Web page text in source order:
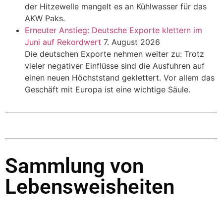
der Hitzewelle mangelt es an Kühlwasser für das
AKW Paks.
Erneuter Anstieg: Deutsche Exporte klettern im
Juni auf Rekordwert 7. August 2026
Die deutschen Exporte nehmen weiter zu: Trotz
vieler negativer Einflüsse sind die Ausfuhren auf
einen neuen Höchststand geklettert. Vor allem das
Geschäft mit Europa ist eine wichtige Säule.
Sammlung von
Lebensweisheiten